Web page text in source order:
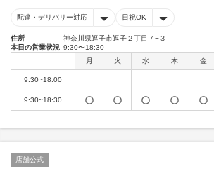
配達・デリバリー対応 日祝OK
住所
神奈川県逗子市逗子２丁目７−３
本日の営業状況 9:30〜18:30
月
火 水 木 金
9:30~18:00
9:30~18:30
店舗公式